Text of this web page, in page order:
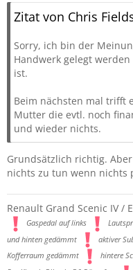
Zitat von Chris
Sorry, ich bin der
Handwerk gelegt
ist.
Beim nächsten mal trifft
Mutter die evtl. noch
und wieder nichts.
Grundsätzlich richtig.
nichts zu tun wenn nichts
Renault Grand Scenic IV /
Gaspedal auf links
und hinten gedämmt
aktiver
Kofferraum gedämmt
hintere